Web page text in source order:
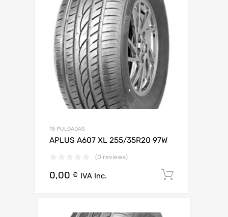
15 PULGADAS
APLUS A607 XL 255/35R20 97W
(0 reviews)
0,00 € IVA Inc.